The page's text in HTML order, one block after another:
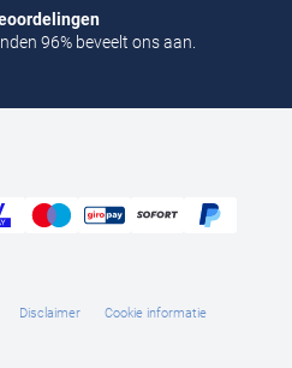
96% beveelt ons aan.
Disclaimer
Cookie informatie